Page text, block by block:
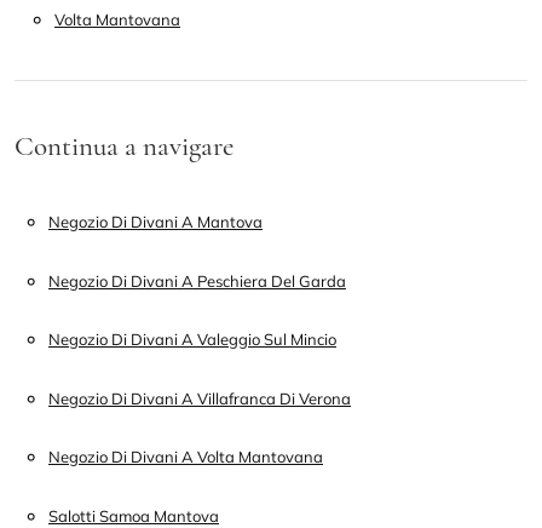
Volta Mantovana
Continua a navigare
Negozio Di Divani A Mantova
Negozio Di Divani A Peschiera Del Garda
Negozio Di Divani A Valeggio Sul Mincio
Negozio Di Divani A Villafranca Di Verona
Negozio Di Divani A Volta Mantovana
Salotti Samoa Mantova